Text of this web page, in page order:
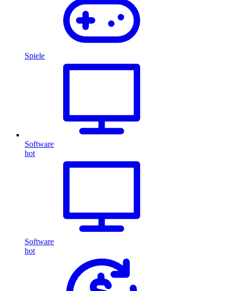
Spiele
Software
hot
Software
hot